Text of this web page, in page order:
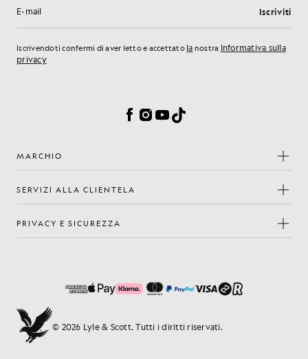
Indirizzo e-mail Iscriviti
Iscrivendoti confermi di aver letto e accettato la nostra Informativa sulla
privacy
Facebook
Instagram
YouTube
TikTok
MARCHIO
SERVIZI ALLA CLIENTELA
PRIVACY E SICUREZZA
© 2026 Lyle & Scott. Tutti i diritti riservati.